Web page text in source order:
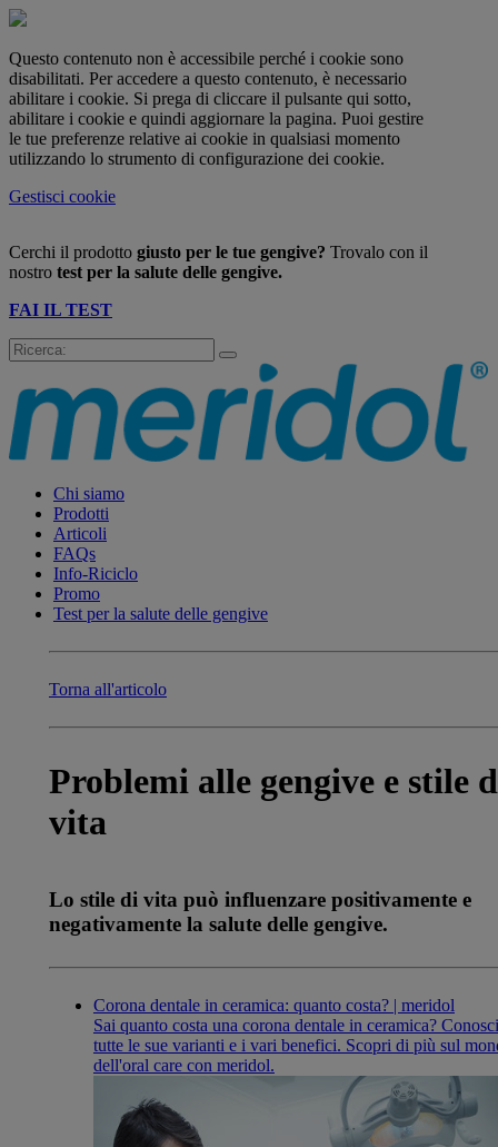
Questo contenuto non è accessibile perché i cookie sono
disabilitati. Per accedere a questo contenuto, è necessario
abilitare i cookie. Si prega di cliccare il pulsante qui sotto,
abilitare i cookie e quindi aggiornare la pagina. Puoi gestire
le tue preferenze relative ai cookie in qualsiasi momento
utilizzando lo strumento di configurazione dei cookie.
Gestisci cookie
Cerchi il prodotto giusto per le tue gengive? Trovalo con il
nostro test per la salute delle gengive.
FAI IL TEST
Chi siamo
Prodotti
Articoli
FAQs
Info-Riciclo
Promo
Test per la salute delle gengive
Torna all'articolo
Problemi alle gengive e stile
vita
Lo stile di vita può influenzare positivamente e
negativamente la salute delle gengive.
Corona dentale in ceramica: quanto costa? | meridol
Sai quanto costa una corona dentale in ceramica? Conosci
tutte le sue varianti e i vari benefici. Scopri di più sul
dell'oral care con meridol.